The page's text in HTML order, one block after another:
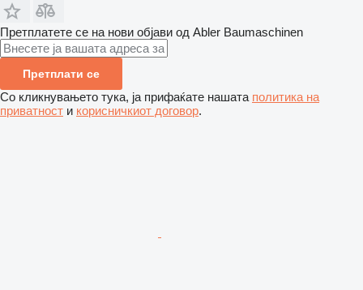
Претплатете се на нови објави од Abler Baumaschinen
Претплати се
Со кликнувањето тука, ја прифаќате нашата политика на
приватност и корисничкиот договор.